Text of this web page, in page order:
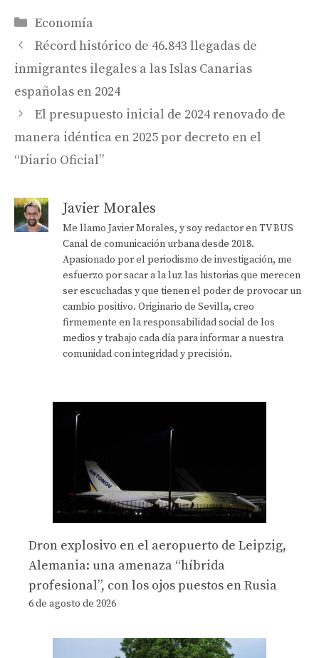
Categorías
Economía
Récord histórico de 46.843 llegadas de
inmigrantes ilegales a las Islas Canarias
españolas en 2024
El presupuesto inicial de 2024 renovado de
manera idéntica en 2025 por decreto en el
“Diario Oficial”
Javier Morales
Me llamo Javier Morales, y soy redactor en TV BUS
Canal de comunicación urbana desde 2018.
Apasionado por el periodismo de investigación, me
esfuerzo por sacar a la luz las historias que merecen
ser escuchadas y que tienen el poder de provocar un
cambio positivo. Originario de Sevilla, creo
firmemente en la responsabilidad social de los
medios y trabajo cada día para informar a nuestra
comunidad con integridad y precisión.
Dron explosivo en el aeropuerto de Leipzig,
Alemania: una amenaza “híbrida
profesional”, con los ojos puestos en Rusia
6 de agosto de 2026